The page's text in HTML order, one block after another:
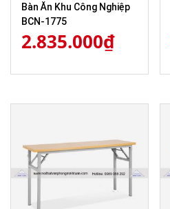
Bàn Ăn Khu Công Nghiệp
BCN-1775
2.835.000₫